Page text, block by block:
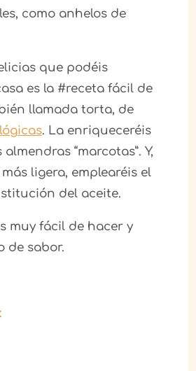
como anhelos de
que podéis
es la #receta fácil de
llamada torta, de
. La enriqueceréis
“marcotas”. Y,
ligera, emplearéis el
del aceite.
muy fácil de hacer y
de sabor.